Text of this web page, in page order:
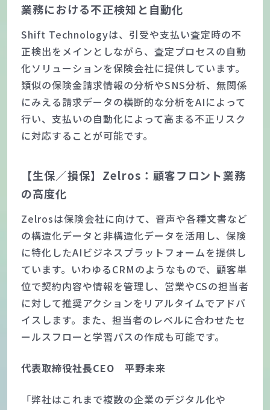
業務における不正検知と自動化
Shift Technologyは、引受や支払い査定時の不
正検出をメインとしながら、査定プロセスの自動
化ソリューションを保険会社に提供しています。
類似の保険金請求情報の分析やSNS分析、無関係
にみえる請求データの横断的な分析をAIによって
行い、支払いの自動化によって高まる不正リスク
に対応することが可能です。
【生保／損保】Zelros：顧客フロント業務
の高度化
Zelrosは保険会社に向けて、音声や各種文書など
の構造化データと非構造化データを活用し、保険
に特化したAIビジネスプラットフォームを提供し
ています。いわゆるCRMのようなもので、顧客単
位で契約内容や情報を管理し、営業やCSの担当者
に対して推奨アクションをリアルタイムでアドバ
イスします。また、担当者のレベルに合わせたセ
ールスフローと学習パスの作成も可能です。
代表取締役社長CEO 平野未来
「弊社はこれまで複数の企業のデジタル化や